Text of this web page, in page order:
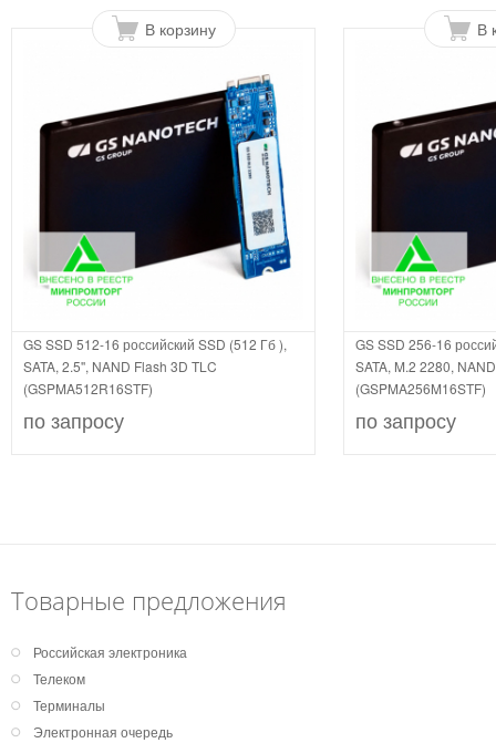
В корзину
GS SSD 512-16 российский SSD (512 Гб ),
SATA, 2.5'', NAND Flash 3D TLC
(GSPMA512R16STF)
по запросу
В
GS SSD 256-16
SATA, M.2 2280,
(GSPMA256M16STF)
по запросу
Товарные предложения
Российская электроника
Телеком
Терминалы
Электронная очередь